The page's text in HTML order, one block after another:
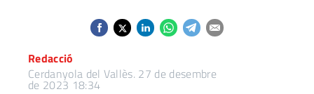
Redacció
Cerdanyola del Vallès. 27 de desembre
de 2023 18:34